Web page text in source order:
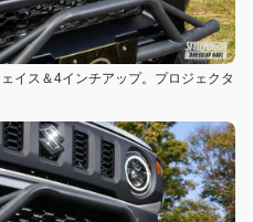
イス＆4インチアップ。プロジェクタ